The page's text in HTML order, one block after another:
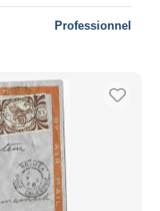
Professionnel